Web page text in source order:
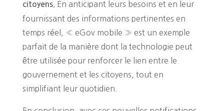
citoyens.
En anticipant leurs besoins et en leur
fournissant des informations pertinentes en
temps réel, « eGov mobile » est un exemple
parfait de la manière dont la technologie peut
être utilisée pour renforcer le lien entre le
gouvernement et les citoyens, tout en
simplifiant leur quotidien.